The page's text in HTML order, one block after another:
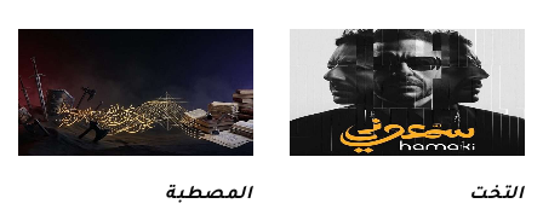
التخت المصطبة